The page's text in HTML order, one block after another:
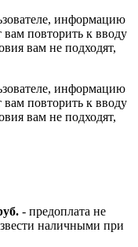
информацию
повторить к вводу
вам не подходят,
информацию
повторить к вводу
вам не подходят,
- предоплата не
наличными при